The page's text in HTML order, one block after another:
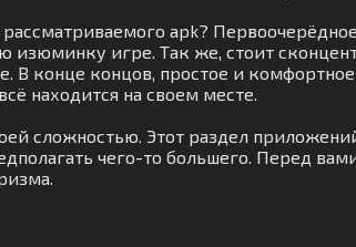
apk?
изюминку игре. Так же, стоит
В конце концов, простое и
находится на своем месте.
сложностью. Этот раздел
чего-то большего. Перед